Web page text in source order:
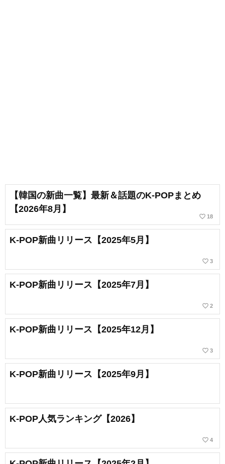
【韓国の新曲一覧】最新＆話題のK-POPまとめ
【2026年8月】
favorite_border 18
K-POP新曲リリース【2025年5月】
favorite_border 3
K-POP新曲リリース【2025年7月】
favorite_border 2
K-POP新曲リリース【2025年12月】
favorite_border 3
K-POP新曲リリース【2025年9月】
K-POP人気ランキング【2026】
favorite_border 4